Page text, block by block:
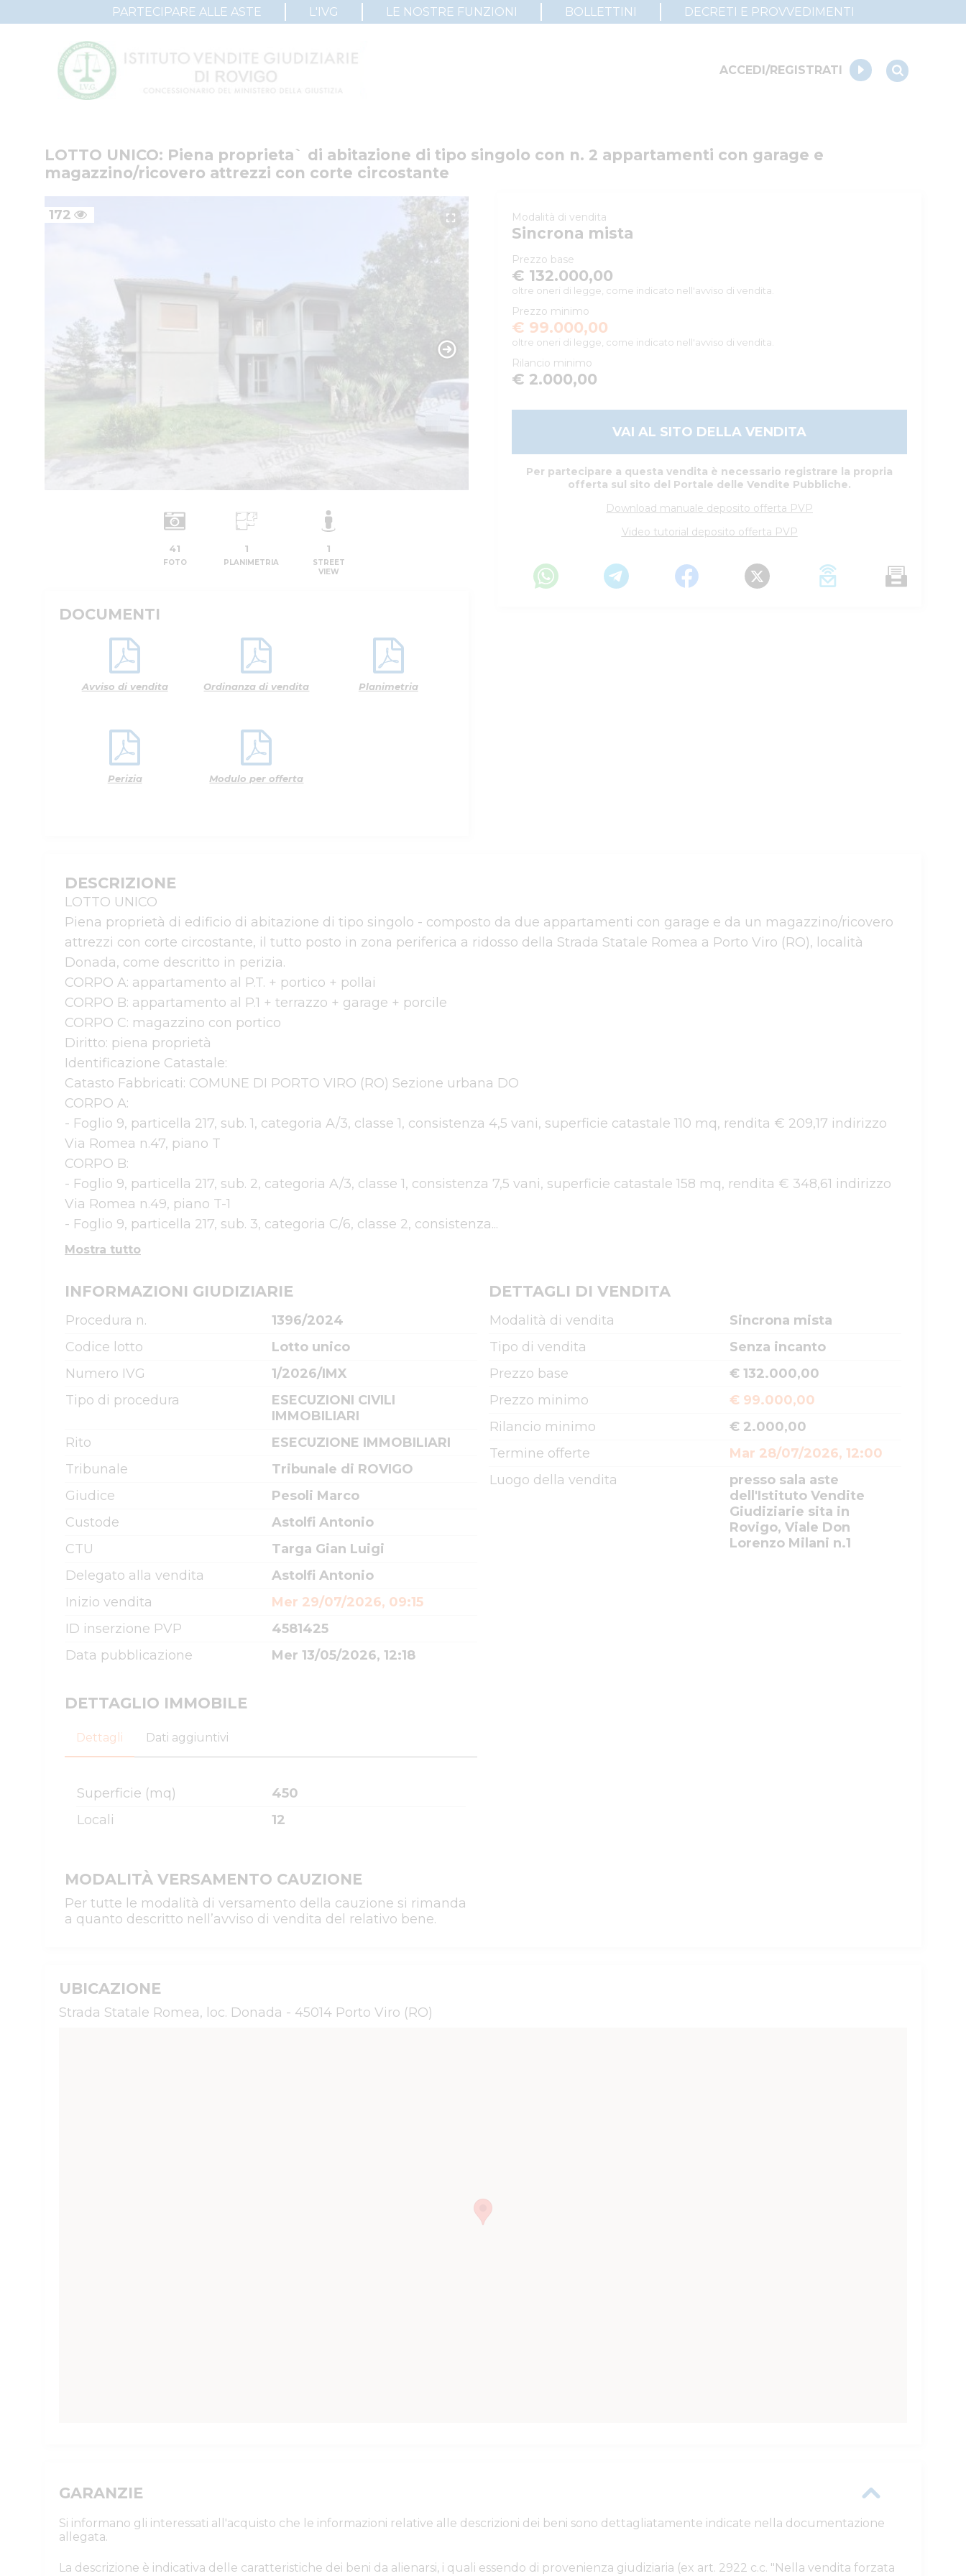
PARTECIPARE ALLE ASTE L'IVG LE NOSTRE FUNZIONI BOLLETTINI DECRETI E PROVVEDIMENTI
ACCEDI/REGISTRATI
LOTTO UNICO: Piena proprieta` di abitazione di tipo singolo con n. 2 appartamenti con garage e
magazzino/ricovero attrezzi con corte circostante
172
41
FOTO
1
PLANIMETRIA
1
STREET
VIEW
DOCUMENTI
Avviso di vendita Ordinanza di vendita Planimetria
Perizia Modulo per offerta
Modalità di vendita
Sincrona mista
Prezzo base
€ 132.000,00
oltre oneri di legge, come indicato nell'avviso di vendita.
Prezzo minimo
€ 99.000,00
oltre oneri di legge, come indicato nell'avviso di vendita.
Rilancio minimo
€ 2.000,00
VAI AL SITO DELLA VENDITA
Per partecipare a questa vendita è necessario registrare la propria
offerta sul sito del Portale delle Vendite Pubbliche.
Download manuale deposito offerta PVP
Video tutorial deposito offerta PVP
DESCRIZIONE
LOTTO UNICO
Piena proprietà di edificio di abitazione di tipo singolo - composto da due appartamenti con garage e da un magazzino/ricovero
attrezzi con corte circostante, il tutto posto in zona periferica a ridosso della Strada Statale Romea a Porto Viro (RO), località
Donada, come descritto in perizia.
CORPO A: appartamento al P.T. + portico + pollai
CORPO B: appartamento al P.1 + terrazzo + garage + porcile
CORPO C: magazzino con portico
Diritto: piena proprietà
Identificazione Catastale:
Catasto Fabbricati: COMUNE DI PORTO VIRO (RO) Sezione urbana DO
CORPO A:
- Foglio 9, particella 217, sub. 1, categoria A/3, classe 1, consistenza 4,5 vani, superficie catastale 110 mq, rendita € 209,17 indirizzo
Via Romea n.47, piano T
CORPO B:
- Foglio 9, particella 217, sub. 2, categoria A/3, classe 1, consistenza 7,5 vani, superficie catastale 158 mq, rendita € 348,61 indirizzo
Via Romea n.49, piano T-1
- Foglio 9, particella 217, sub. 3, categoria C/6, classe 2, consistenza...
Mostra tutto
INFORMAZIONI GIUDIZIARIE
Procedura n.
1396/2024
Codice lotto
Lotto unico
Numero IVG
1/2026/IMX
Tipo di procedura
ESECUZIONI CIVILI
IMMOBILIARI
Rito
ESECUZIONE IMMOBILIARI
Tribunale
Tribunale di ROVIGO
Giudice
Pesoli Marco
Custode
Astolfi Antonio
CTU
Targa Gian Luigi
Delegato alla vendita
Astolfi Antonio
Inizio vendita
Mer 29/07/2026, 09:15
ID inserzione PVP
4581425
Data pubblicazione
Mer 13/05/2026, 12:18
DETTAGLI DI VENDITA
Modalità di vendita
Sincrona mista
Tipo di vendita
Senza incanto
Prezzo base
€ 132.000,00
Prezzo minimo
€ 99.000,00
Rilancio minimo
€ 2.000,00
Termine offerte
Mar 28/07/2026, 12:00
Luogo della vendita
presso sala aste
dell'Istituto Vendite
Giudiziarie sita in
Rovigo, Viale Don
Lorenzo Milani n.1
DETTAGLIO IMMOBILE
Dettagli Dati aggiuntivi
Superficie (mq)
450
Locali
12
MODALITÀ VERSAMENTO CAUZIONE
Per tutte le modalità di versamento della cauzione si rimanda
a quanto descritto nell’avviso di vendita del relativo bene.
UBICAZIONE
Strada Statale Romea, loc. Donada - 45014 Porto Viro (RO)
GARANZIE
Si informano gli interessati all'acquisto che le informazioni relative alle descrizioni dei beni sono dettagliatamente indicate nella documentazione
allegata.
La descrizione è indicativa delle caratteristiche dei beni da alienarsi, i quali essendo di provenienza giudiziaria (ex art. 2922 c.c. "Nella vendita forzata